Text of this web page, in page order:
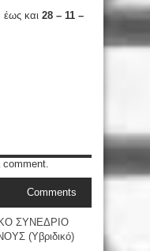
έως και 28 – 11 –
Comments
ΣΥΝΕΔΡΙΟ
(Υβριδικό)